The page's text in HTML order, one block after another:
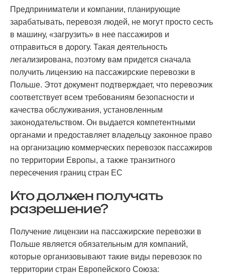
Предприниматели и компании, планирующие
зарабатывать, перевозя людей, не могут просто сесть
в машину, «загрузить» в нее пассажиров и
отправиться в дорогу. Такая деятельность
легализирована, поэтому вам придется сначала
получить лицензию на пассажирские перевозки в
Польше. Этот документ подтверждает, что перевозчик
соответствует всем требованиям безопасности и
качества обслуживания, установленным
законодательством. Он выдается компетентными
органами и предоставляет владельцу законное право
на организацию коммерческих перевозок пассажиров
по территории Европы, а также транзитного
пересечения границ стран ЕС
Кто должен получать
разрешение?
Получение лицензии на пассажирские перевозки в
Польше является обязательным для компаний,
которые организовывают такие виды перевозок по
территории стран Европейского Союза: